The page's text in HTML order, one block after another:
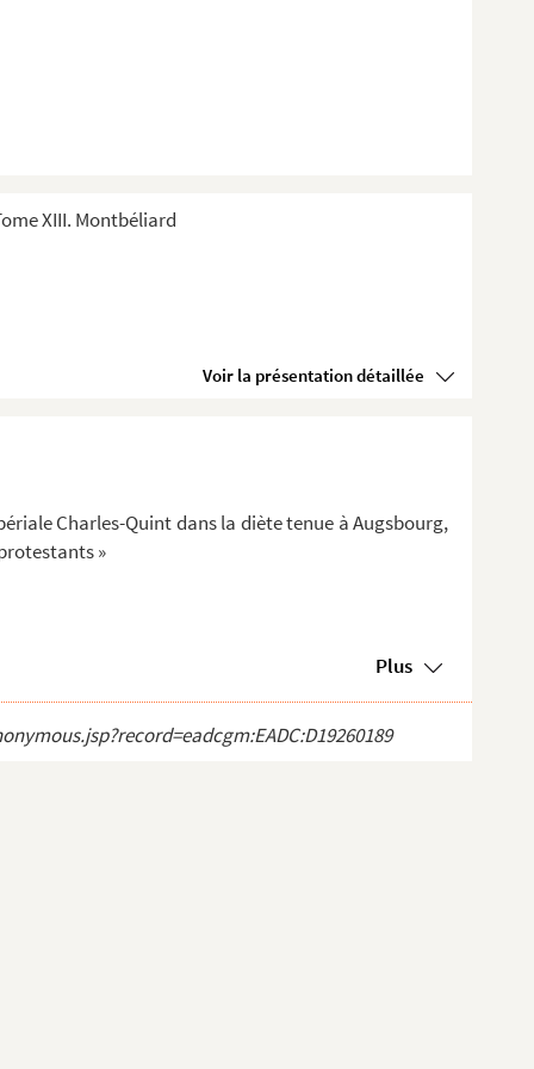
XIII. Montbéliard
Voir la présentation détaillée
Charles-Quint dans la diète tenue à Augsbourg,
»
Plus